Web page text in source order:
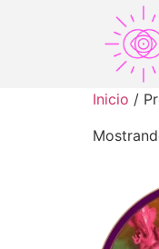
Inicio /